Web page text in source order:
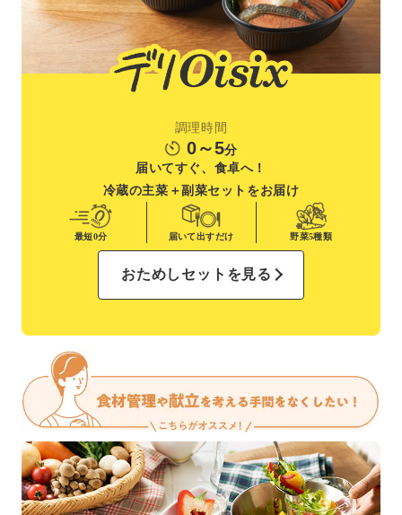
調理時間
0～5分
届いてすぐ、食卓へ！
冷蔵の主菜＋副菜セットをお届け
最短0分 届いて出すだけ 野菜5種類
おためしセットを見る